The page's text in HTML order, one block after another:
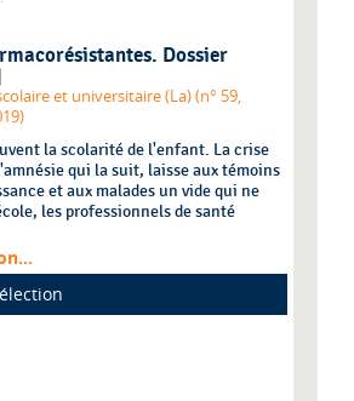
Dossier
|
et universitaire (La) (n° 59,
la scolarité de l'enfant. La crise
qui la suit, laisse aux témoins
et aux malades un vide qui ne
les professionnels de santé